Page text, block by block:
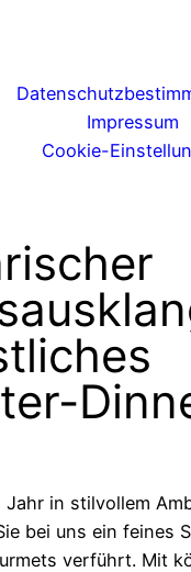
Impressum
Cookie-
Jahr in stilvollem
bei uns ein feines
verführt. Mit